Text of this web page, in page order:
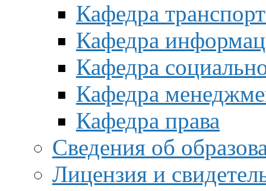
Кафедра
Кафедра
Кафедра
Кафедра
Кафедра права
Сведения об
Лицензия и